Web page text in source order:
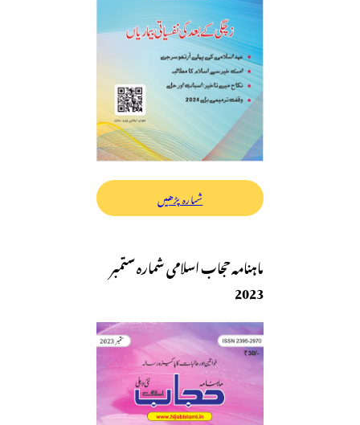
شمارہ پڑھیں
ماہنامہ حجاب اسلامی شمارہ ستمبر
2023